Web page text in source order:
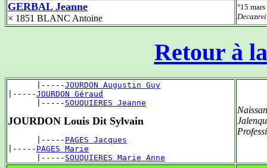
GERBAL Jeanne
× 1851 BLANC Antoine
°15
Retour à
      |-----
JOURDON Augustin Guy
|-----JOURDON Géraud
      |-----
SOUQUIERES Jeanne
JOURDON Louis Dit Sylvain
      |-----
PAGES Jacques
|----- PAGES Marie
      |-----
SOUQUIERES Marie Anne